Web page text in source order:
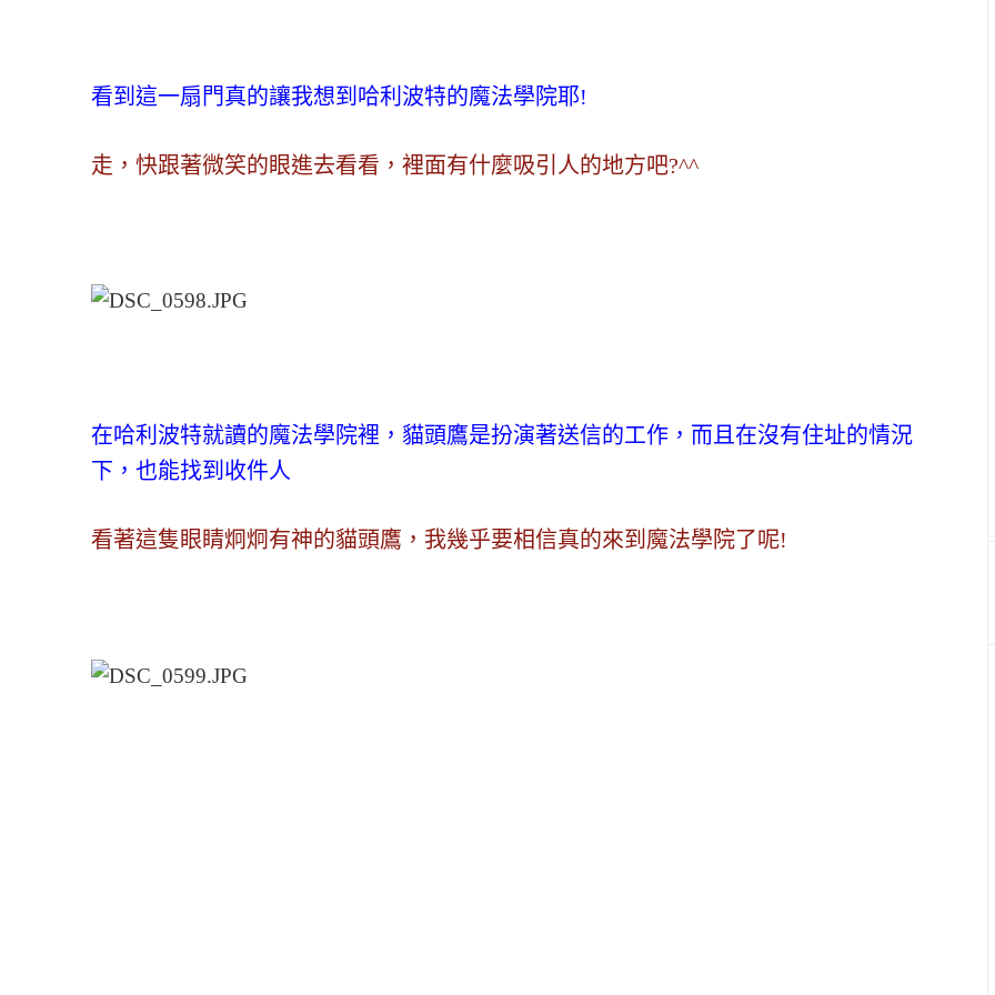
看到這一扇門真的讓我想到哈利波特的魔法學院耶!
走，快跟著微笑的眼進去看看，裡面有什麼吸引人的地方吧?^^
在哈利波特就讀的魔法學院裡，貓頭鷹是扮演著送信的工作，而且在沒有住址的情況
下，也能找到收件人
看著這隻眼睛炯炯有神的貓頭鷹，我幾乎要相信真的來到魔法學院了呢!